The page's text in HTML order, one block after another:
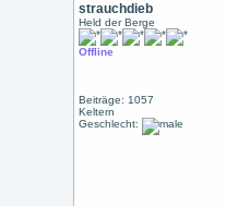
strauchdieb
Held der Berge
Offline
Beiträge: 1057
Keltern
Geschlecht: